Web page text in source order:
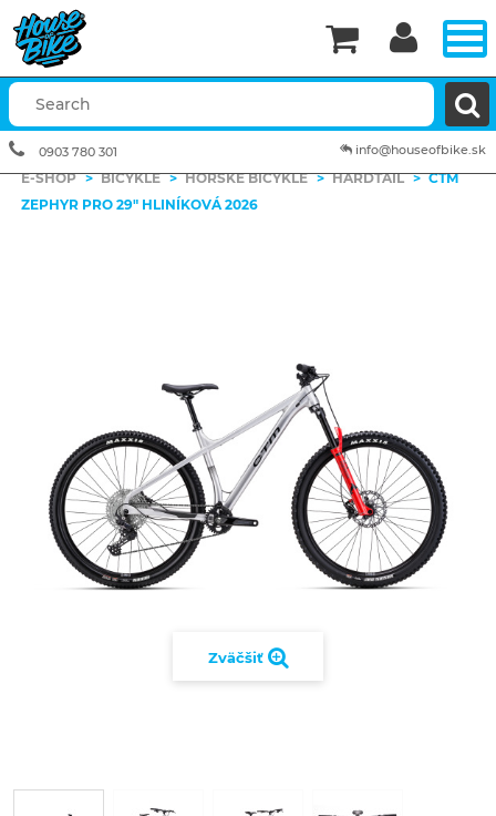
E-SHOP > BICYKLE > HORSKÉ BICYKLE > HARDTAIL > CTM
ZEPHYR PRO 29" HLINÍKOVÁ 2026
Zväčšiť


info@houseofbike.sk
0903 780 301